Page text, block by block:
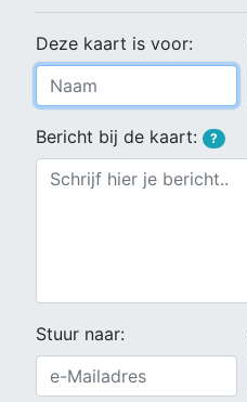
Deze kaart is voor:
Bericht bij de kaart: ?
Stuur naar: